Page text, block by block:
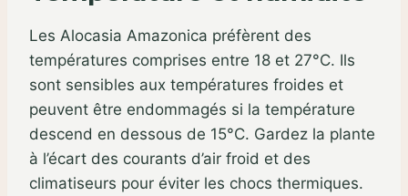
Les Alocasia Amazonica préfèrent des
températures comprises entre 18 et 27°C. Ils
sont sensibles aux températures froides et
peuvent être endommagés si la température
descend en dessous de 15°C. Gardez la plante
à l’écart des courants d’air froid et des
climatiseurs pour éviter les chocs thermiques.